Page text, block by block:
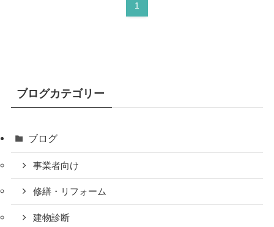
1
ブログカテゴリー
ブログ
事業者向け
修繕・リフォーム
建物診断